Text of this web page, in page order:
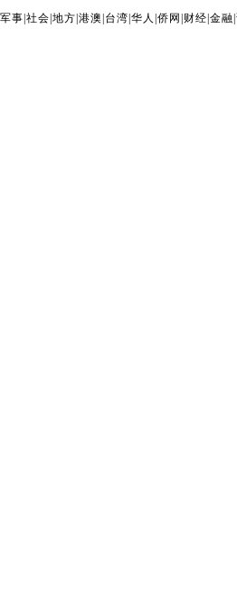
|军事 |社会 |地方 |港澳 台湾 |华人 |侨网 财经 |金融 |